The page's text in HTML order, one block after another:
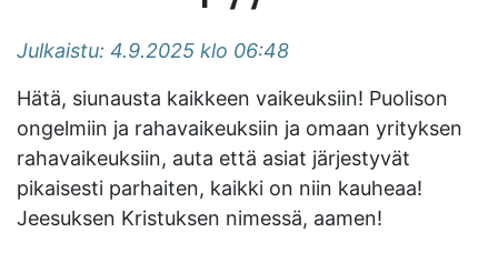
Julkaistu: 4.9.2025 klo 06:48
Hätä, siunausta kaikkeen vaikeuksiin! Puolison
ongelmiin ja rahavaikeuksiin ja omaan yrityksen
rahavaikeuksiin, auta että asiat järjestyvät
pikaisesti parhaiten, kaikki on niin kauheaa!
Jeesuksen Kristuksen nimessä, aamen!